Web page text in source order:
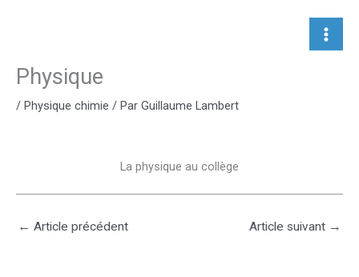
Physique
/ Physique chimie / Par Guillaume Lambert
La physique au collège
← Article précédent Article suivant →